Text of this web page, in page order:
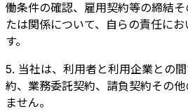
働条件の確認、雇用契約等の締結
たは関係について、自らの責任に
す。
5. 当社は、利用者と利用企業との
約、業務委託契約、請負契約その
ません。